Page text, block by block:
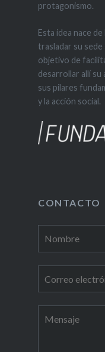
protagonismo.
Esta idea nace
trasladar su
objetivo de
desarrollar allí su
sus pilares
y la acción social.
CONTACTO